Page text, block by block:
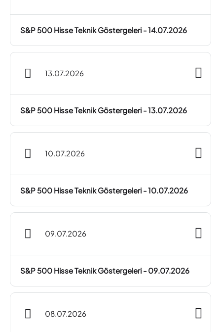
S&P 500 Hisse Teknik Göstergeleri - 14.07.2026
13.07.2026
S&P 500 Hisse Teknik Göstergeleri - 13.07.2026
10.07.2026
S&P 500 Hisse Teknik Göstergeleri - 10.07.2026
09.07.2026
S&P 500 Hisse Teknik Göstergeleri - 09.07.2026
08.07.2026